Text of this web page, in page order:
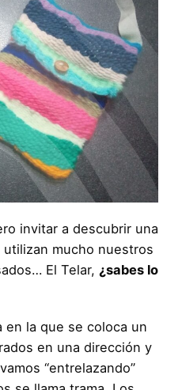
invitar a descubrir una
mucho nuestros
El Telar, ¿sabes lo
en la que se coloca un
en una dirección y
“entrelazando”